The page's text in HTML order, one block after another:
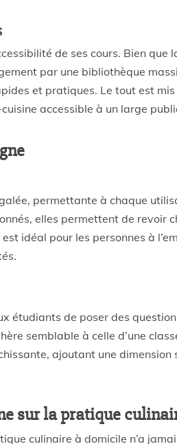
de ses cours. Bien que
par une bibliothèque
et pratiques. Le tout est
accessible à un large
permettante à chaque
elles permettent de revoir
idéal pour les personnes à
étudiants de poser des
semblable à celle d’une
ajoutant une dimension
sur la pratique
culinaire à domicile n’a